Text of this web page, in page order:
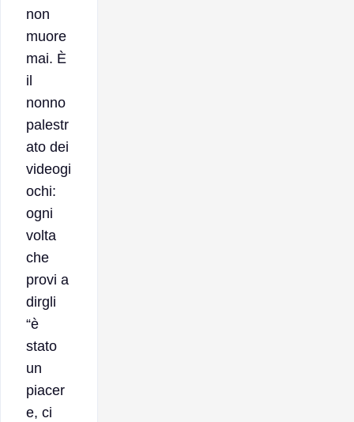
non
muore
mai. È
il
nonno
palestr
ato dei
videogi
ochi:
ogni
volta
che
provi a
dirgli
“è
stato
un
piacer
e, ci